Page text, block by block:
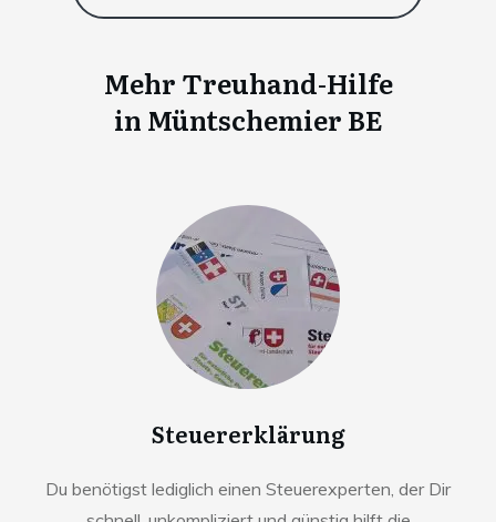
Mehr Treuhand-Hilfe
in Müntschemier BE
Steuererklärung
Du benötigst lediglich einen Steuerexperten, der Dir